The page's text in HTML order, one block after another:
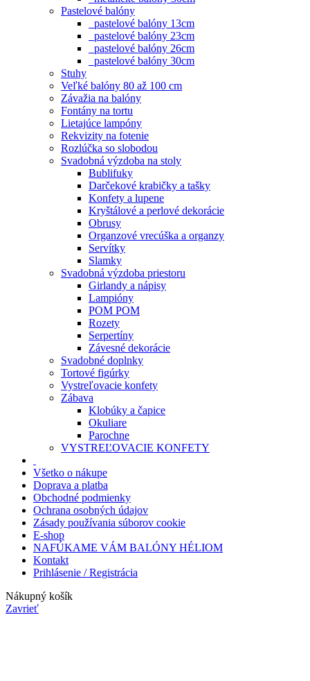
Pastelové balóny
pastelové balóny 13cm
pastelové balóny 23cm
pastelové balóny 26cm
pastelové balóny 30cm
Stuhy
Veľké balóny 80 až 100 cm
Závažia na balóny
Fontány na tortu
Lietajúce lampóny
Rekvizity na fotenie
Rozlúčka so slobodou
Svadobná výzdoba na stoly
Bublifuky
Darčekové krabičky a tašky
Konfety a lupene
Kryštálové a perlové dekorácie
Obrusy
Organzové vrecúška a organzy
Servítky
Slamky
Svadobná výzdoba priestoru
Girlandy a nápisy
Lampióny
POM POM
Rozety
Serpertíny
Závesné dekorácie
Svadobné doplnky
Tortové figúrky
Vystreľovacie konfety
Zábava
Klobúky a čapice
Okuliare
Parochne
VYSTREĽOVACIE KONFETY
Všetko o nákupe
Doprava a platba
Obchodné podmienky
Ochrana osobných údajov
Zásady používania súborov cookie
E-shop
NAFÚKAME VÁM BALÓNY HÉLIOM
Kontakt
Prihlásenie / Registrácia
Nákupný košík
Zavrieť